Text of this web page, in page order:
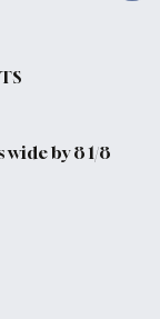
wide by 8 1/8